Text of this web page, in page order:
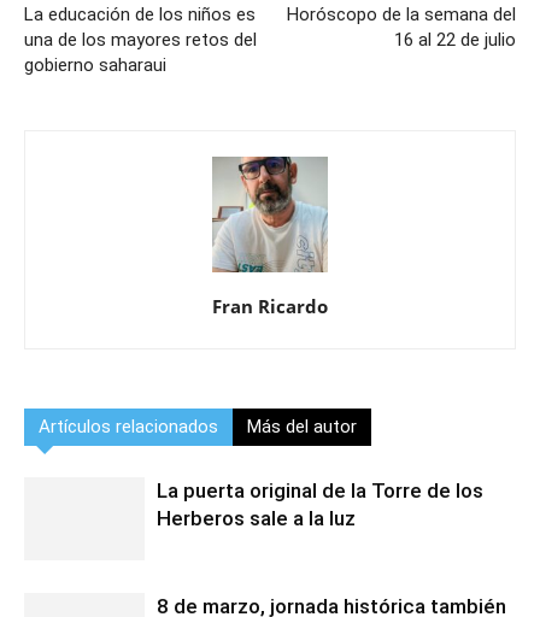
La educación de los niños es
una de los mayores retos del
gobierno saharaui
Horóscopo de la semana del
16 al 22 de julio
Fran Ricardo
Artículos relacionados Más del autor
La puerta original de la Torre de los
Herberos sale a la luz
8 de marzo, jornada histórica también